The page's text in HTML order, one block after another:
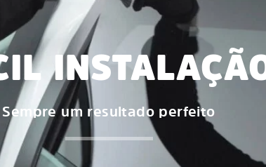
Sempre um resultado perfeito